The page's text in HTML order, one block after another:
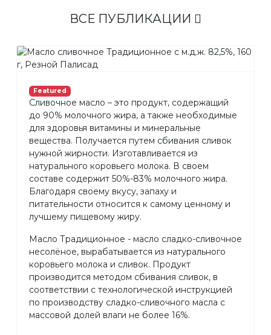
ВСЕ ПУБЛИКАЦИИ
Featured
Сливочное масло – это продукт, содержащий
до 90% молочного жира, а также необходимые
для здоровья витамины и минеральные
вещества. Получается путем сбивания сливок
нужной жирности. Изготавливается из
натурального коровьего молока. В своем
составе содержит 50%-83% молочного жира.
Благодаря своему вкусу, запаху и
питательности относится к самому ценному и
лучшему пищевому жиру.
Масло Традиционное - масло сладко-сливочное
несолёное, вырабатывается из натурального
коровьего молока и сливок. Продукт
производится методом сбивания сливок, в
соответствии с технологической инструкцией
по производству сладко-сливочного масла с
массовой долей влаги не более 16%.